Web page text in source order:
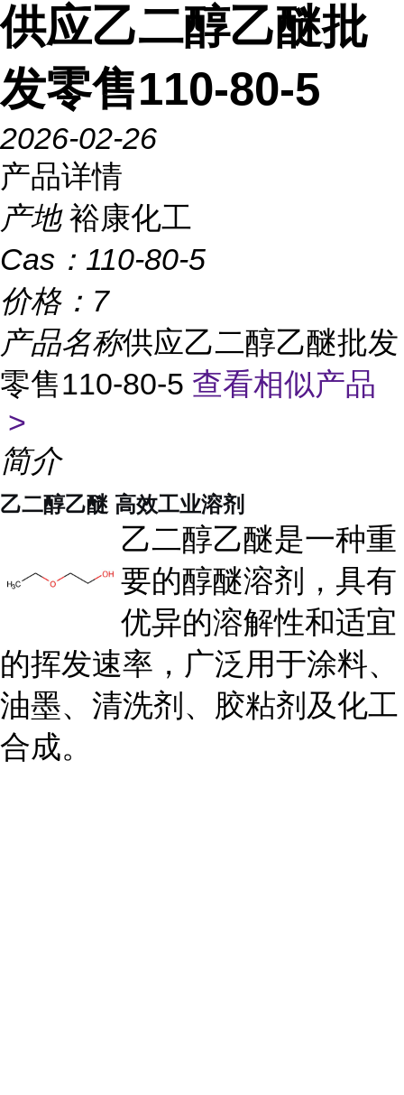
供应乙二醇乙醚批
发零售110-80-5
2026-02-26
产品详情
产地 裕康化工
Cas： 110-80-5
价格： 7
产品名称供应乙二醇乙醚批发
零售110-80-5 查看相似产品
>
简介
乙二醇乙醚 高效工业溶剂
乙二醇乙醚是一种重
要的醇醚溶剂，具有
优异的溶解性和适宜
的挥发速率，广泛用于涂料、
油墨、清洗剂、胶粘剂及化工
合成。